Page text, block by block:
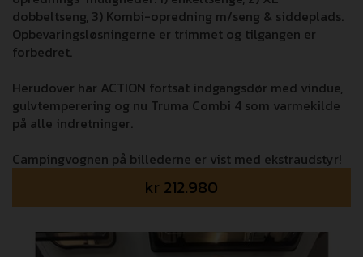
dobbeltseng, 3) Kombi-opredning m/seng & siddeplads.
Opbevaringsløsningerne er trimmet og tilgangen er
forbedret.
Herudover har ACTION fortsat indgangsdør med vindue,
gulvtemperering og nu Truma Combi 4 som varmekilde
på alle indretninger.
Campingvognen på billederne er vist med ekstraudstyr!
kr 212.980